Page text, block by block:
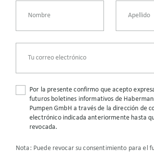
Por la presente confirmo que acepto
futuros boletines informativos de
Pumpen GmbH a través de la dirección de
electrónico indicada anteriormente hasta
revocada.
Nota : Puede revocar su consentimiento para el